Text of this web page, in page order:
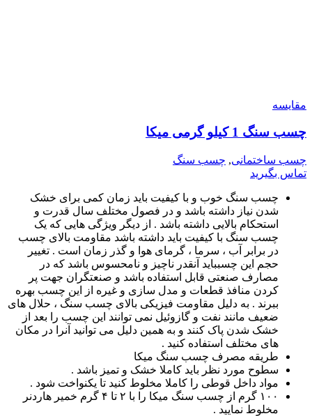
مقایسه
چسب سنگ 1 کیلو گرمی میکا
چسب ساختمانی, چسب سنگ
تماس بگیرید
چسب سنگ خوب و با کیفیت باید زمان کمی برای خشک
شدن نیاز داشته باشد و در فصول مختلف سال قدرت و
استحکام بالایی داشته باشد . از دیگر ویژگی هایی که یک
چسب سنگ با کیفیت باید داشته باشد مقاومت بالای چسب
در برابر آب ، سرما ، گرمای هوا و گذر زمان است . تغییر
حجم این چسبباید آنقدر ناچیز و نامحسوس باشد که در
مصارف صنعتی قابل استفاده باشد و صنعتگران جهت پر
کردن منافذ قطعات و مدل سازی و غیره از این چسب بهره
ببرند . به دلیل مقاومت فیزیکی بالای چسب سنگ ، حلال های
ضعیف مانند نفت و گازوئیل نمی توانند این چسب را بعد از
خشک شدن پاک کنند و به همین دلیل می توانید آنرا در مکان
های مختلف استفاده کنید .
طریقه مصرف چسب سنگ میکا
سطوح مورد نظر باید کاملا خشک و تمیز باشد .
مواد داخل قوطی را کاملا مخلوط کنید تا یکنواخت شود .
۱۰۰ گرم از چسب سنگ میکا را با ۲ تا ۴ گرم خمیر هاردنر
مخلوط نمایید .